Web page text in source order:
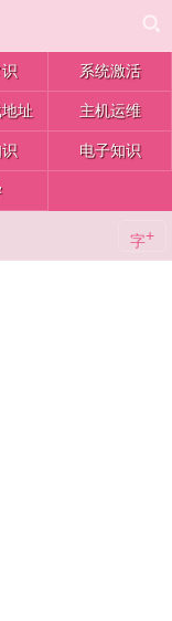
系统激活
址 主机运维
电子知识
字+